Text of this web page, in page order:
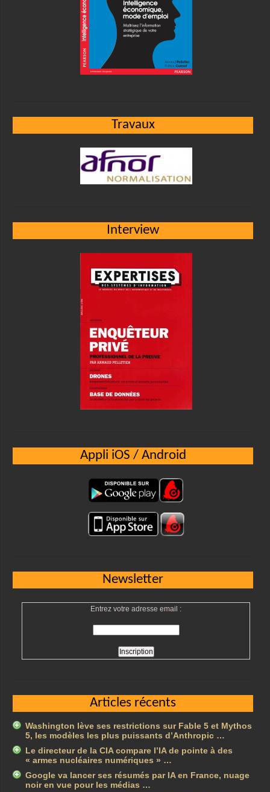
Travaux
Interview
Appli iOS / Android
Newsletter
Entrez votre adresse email :
Articles récents
Washington lève ses restrictions sur Fable 5 et Mythos
5, les modèles les plus puissants d’Anthropic …
Le directeur de la CIA compare l’IA de pointe à des
« armes nucléaires numériques » …
Google va lancer ses résumés par IA en France, nuage
noir en vue pour les médias …